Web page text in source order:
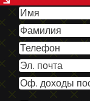
-U.C Ekstras